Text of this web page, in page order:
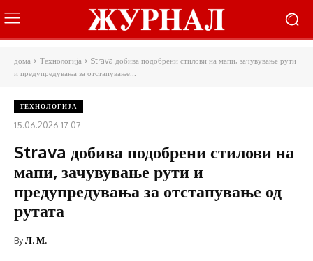
дома Технологија
Strava добива подобрени стилови на мапи, зачувување рути
и предупредувања за отстапување...
ТЕХНОЛОГИЈА
15.06.2026 17:07
Strava добива подобрени стилови на
мапи, зачувување рути и
предупредувања за отстапување од
рутата
ByЛ. М.